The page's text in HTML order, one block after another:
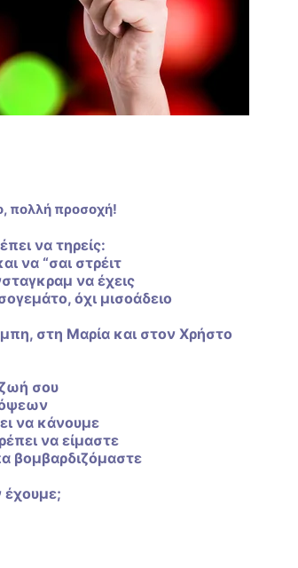
πολλή προσοχή!
να τηρείς:
να “σαι στρέιτ
να έχεις
όχι μισοάδειο
στη Μαρία και στον Χρήστο
σου
να κάνουμε
να είμαστε
βομβαρδιζόμαστε
έχουμε;